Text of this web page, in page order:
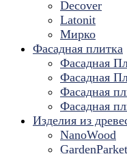
Decover
Latonit
Мирко
Фасадная плитка
Фасадная
Фасадная
Фасадная
Фасадная
Изделия из
NanoWood